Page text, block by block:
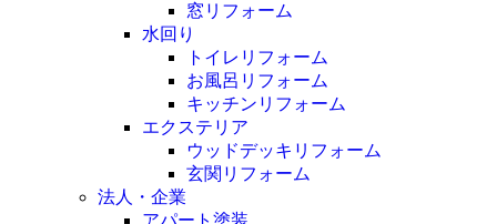
窓リフォーム
水回り
トイレリフォーム
お風呂リフォーム
キッチンリフォーム
エクステリア
ウッドデッキリフォーム
玄関リフォーム
法人・企業